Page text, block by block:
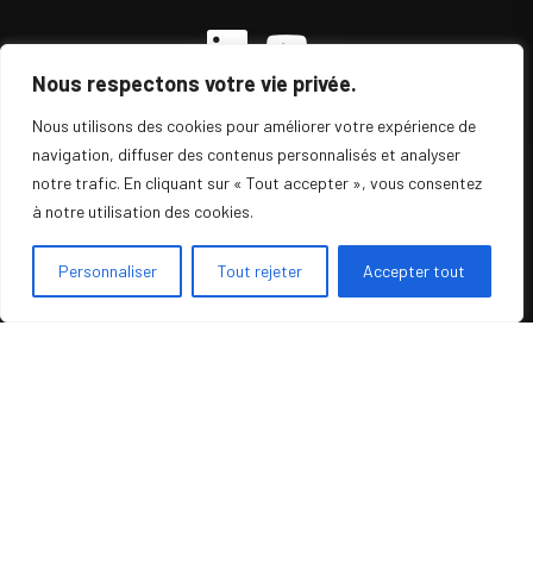
Nous respectons votre vie privée.
Nous utilisons des cookies pour améliorer votre expérience de
navigation, diffuser des contenus personnalisés et analyser
notre trafic. En cliquant sur « Tout accepter », vous consentez
à notre utilisation des cookies.
Personnaliser Tout rejeter Accepter tout
MobiFactory vous accompagne dans la mise en
place de vos projets CRM Mobile et Web à travers
3 solutions :
. MobiCRM , le CRM de nouvelle génération